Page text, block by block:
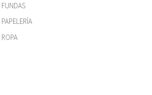
FUNDAS
PAPELERÍA
ROPA